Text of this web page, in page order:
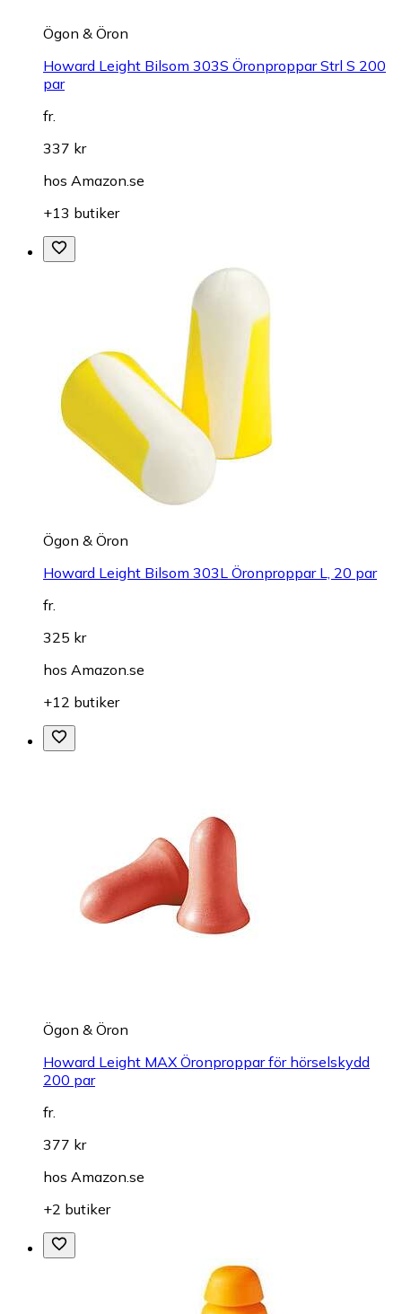
Ögon & Öron
Howard Leight Bilsom 303S Öronproppar Strl S 200
par
fr.
337 kr
hos Amazon.se
+13 butiker
Ögon & Öron
Howard Leight Bilsom 303L Öronproppar L, 20 par
fr.
325 kr
hos Amazon.se
+12 butiker
Ögon & Öron
Howard Leight MAX Öronproppar för hörselskydd
200 par
fr.
377 kr
hos Amazon.se
+2 butiker